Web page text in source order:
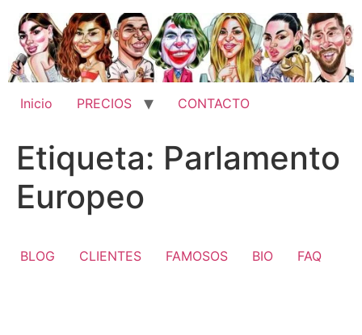
contenido
Inicio PRECIOS CONTACTO
Etiqueta: Parlamento
Europeo
BLOG CLIENTES FAMOSOS BIO FAQ